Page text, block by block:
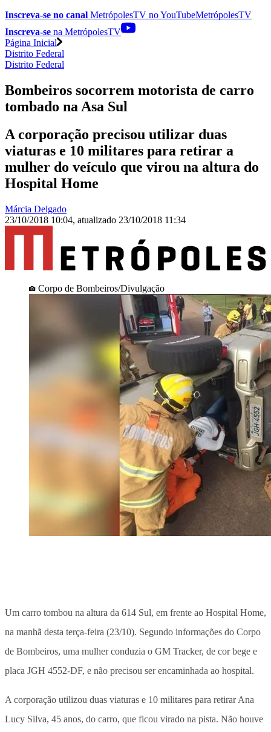
Inscreva-se no canal MetrópolesTV noYouTubeMetrópolesTV
Inscreva-se na MetrópolesTV
Página Inicial
Distrito Federal
Distrito Federal
Bombeiros socorrem motorista de carro
tombado na Asa Sul
A corporação precisou utilizar duas
viaturas e 10 militares para retirar a
mulher do veículo que virou na altura do
Hospital Home
Márcia Delgado
23/10/2018 10:04, atualizado 23/10/2018 11:34
Corpo de Bombeiros/Divulgação
Um carro tombou na altura da 614 Sul, em frente ao Hospital Home,
na manhã desta terça-feira (23/10). Segundo informações do Corpo
de Bombeiros, uma mulher conduzia o GM Tracker, de cor bege e
placa JGH 4552-DF, e não precisou ser encaminhada ao hospital.
A corporação utilizou duas viaturas e 10 militares para retirar Ana
Lucy Silva, 45 anos, do carro, que ficou virado na pista. Não houve